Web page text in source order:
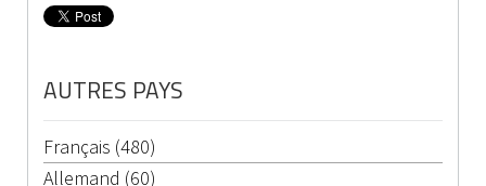
AUTRES PAYS
Français (480)
Allemand (60)